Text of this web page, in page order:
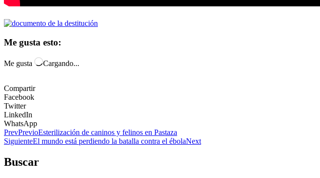
Me gusta esto:
Me gusta Cargando...
Compartir
Facebook
Twitter
LinkedIn
WhatsApp
PrevPrevioEsterilización de caninos y felinos en Pastaza
SiguienteEl mundo está perdiendo la batalla contra el ébolaNext
Buscar